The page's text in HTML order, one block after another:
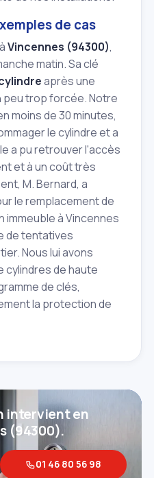
de cas
Vincennes (94300),
matin. Sa clé
après une
trop forcée. Notre
moins de 30 minutes,
le cylindre et a
a pu retrouver l'accès
et à un coût très
M. Bernard, a
le remplacement de
immeuble à Vincennes
de tentatives
Nous lui avons
cylindres de haute
de clés,
la protection de
intervient en
(94300).
01 46 80 56 98